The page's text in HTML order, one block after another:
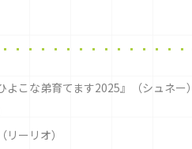
こな弟育てます2025』（シュネー）
ーリオ）